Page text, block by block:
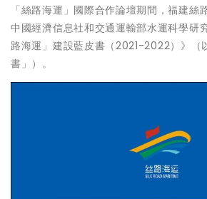
「絲路海運」國際合作論壇期間，福建絲
中國經濟信息社和交通運輸部水運科學研
路海運」建設藍皮書（2021-2022）》（
書」）。